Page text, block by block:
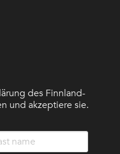
des Finnland-
und akzeptiere sie.